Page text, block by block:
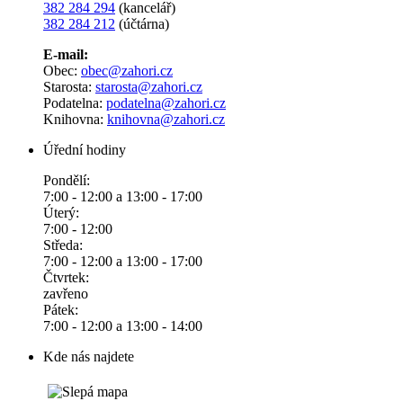
382 284 294 (kancelář)
382 284 212 (účtárna)
E-mail:
Obec: obec@zahori.cz
Starosta: starosta@zahori.cz
Podatelna: podatelna@zahori.cz
Knihovna: knihovna@zahori.cz
Úřední hodiny
Pondělí:
7:00 - 12:00 a 13:00 - 17:00
Úterý:
7:00 - 12:00
Středa:
7:00 - 12:00 a 13:00 - 17:00
Čtvrtek:
zavřeno
Pátek:
7:00 - 12:00 a 13:00 - 14:00
Kde nás najdete